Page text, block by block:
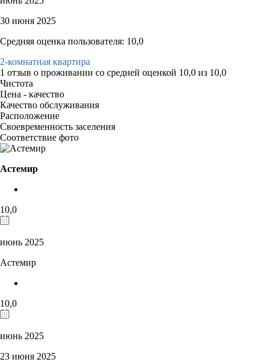
30 июня 2025
Средняя оценка пользователя: 10,0
2-комнатная квартира
1 отзыв о проживании со средней оценкой 10,0 из 10,0
Чистота
Цена - качество
Качество обслуживания
Расположение
Своевременность заселения
Соответствие фото
Астемир
10,0
июнь 2025
Астемир
10,0
июнь 2025
23 июня 2025